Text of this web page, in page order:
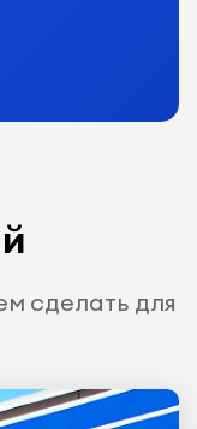
сделать для